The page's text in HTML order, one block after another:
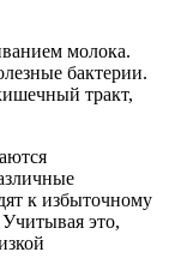
молока.
бактерии.
тракт,
к избыточному
это,